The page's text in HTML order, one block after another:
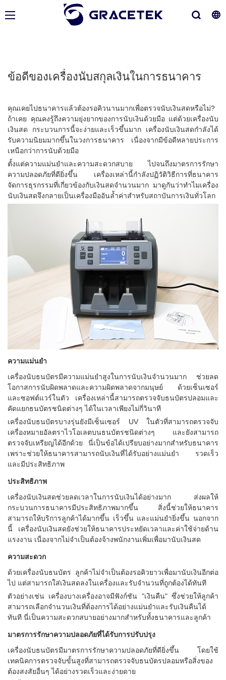
ข้อดีของเครื่องนับสกุลเงินในการธนาคาร
คุณเคยไปธนาคารแล้วต้องรอคิวนานมากเพื่อตรวจนับเงินสดหรือไม่?
ถ้าเคย คุณคงรู้ถึงความยุ่งยากของการนับเงินด้วยมือ แต่ด้วยเครื่องนับ
เงินสด กระบวนการนี้จะง่ายและเร็วขึ้นมาก เครื่องนับเงินสดกำลังได้
รับความนิยมมากขึ้นในวงการธนาคาร เนื่องจากมีข้อดีหลายประการ
เหนือกว่าการนับด้วยมือ
ตั้งแต่ความแม่นยำและความสะดวกสบาย ไปจนถึงมาตรการรักษา
ความปลอดภัยที่ดียิ่งขึ้น เครื่องเหล่านี้กำลังปฏิวัติวิธีการที่ธนาคาร
จัดการธุรกรรมที่เกี่ยวข้องกับเงินสดจำนวนมาก มาดูกันว่าทำไมเครื่อง
นับเงินสดจึงกลายเป็นเครื่องมืออันล้ำค่าสำหรับสถาบันการเงินทั่วโลก
ความแม่นยำ
เครื่องนับธนบัตรมีความแม่นยำสูงในการนับเงินจำนวนมาก ช่วยลด
โอกาสการนับผิดพลาดและความผิดพลาดจากมนุษย์ ด้วยเซ็นเซอร์
และซอฟต์แวร์ในตัว เครื่องเหล่านี้สามารถตรวจจับธนบัตรปลอมและ
คัดแยกธนบัตรชนิดต่างๆ ได้ในเวลาเพียงไม่กี่วินาที
เครื่องนับธนบัตรบางรุ่นยังมีเซ็นเซอร์ UV ในตัวที่สามารถตรวจจับ
เครื่องหมายอัลตราไวโอเลตบนธนบัตรชนิดต่างๆ และยังสามารถ
ตรวจจับเหรียญได้อีกด้วย นี่เป็นข้อได้เปรียบอย่างมากสำหรับธนาคาร
เพราะช่วยให้ธนาคารสามารถนับเงินที่ได้รับอย่างแม่นยำ รวดเร็ว
และมีประสิทธิภาพ
ประสิทธิภาพ
เครื่องนับเงินสดช่วยลดเวลาในการนับเงินได้อย่างมาก ส่งผลให้
กระบวนการธนาคารมีประสิทธิภาพมากขึ้น สิ่งนี้ช่วยให้ธนาคาร
สามารถให้บริการลูกค้าได้มากขึ้น เร็วขึ้น และแม่นยำยิ่งขึ้น นอกจาก
นี้ เครื่องนับเงินสดยังช่วยให้ธนาคารประหยัดเวลาและค่าใช้จ่ายด้าน
แรงงาน เนื่องจากไม่จำเป็นต้องจ้างพนักงานเพิ่มเพื่อมานับเงินสด
ความสะดวก
ด้วยเครื่องนับธนบัตร ลูกค้าไม่จำเป็นต้องรอคิวยาวเพื่อมานับเงินอีกต่อ
ไป แต่สามารถใส่เงินสดลงในเครื่องและรับจำนวนที่ถูกต้องได้ทันที
ตัวอย่างเช่น เครื่องบางเครื่องอาจมีฟังก์ชัน "เงินคืน" ซึ่งช่วยให้ลูกค้า
สามารถเลือกจำนวนเงินที่ต้องการได้อย่างแม่นยำและรับเงินคืนได้
ทันที นี่เป็นความสะดวกสบายอย่างมากสำหรับทั้งธนาคารและลูกค้า
มาตรการรักษาความปลอดภัยที่ได้รับการปรับปรุง
เครื่องนับธนบัตรมีมาตรการรักษาความปลอดภัยที่ดียิ่งขึ้น โดยใช้
เทคนิคการตรวจจับขั้นสูงที่สามารถตรวจจับธนบัตรปลอมหรือสิ่งของ
ต้องสงสัยอื่นๆ ได้อย่างรวดเร็วและง่ายดาย